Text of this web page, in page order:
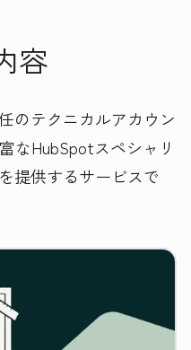
容
のテクニカルアカウン
なHubSpotスペシャリ
提供するサービスで